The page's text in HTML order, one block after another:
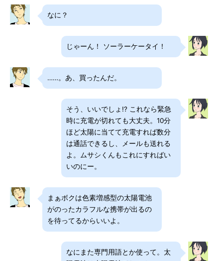
なに？
じゃーん！ ソーラーケータイ！
……。あ、買ったんだ。
そう、いいでしょ!? これなら緊急
時に充電が切れても大丈夫。10分
ほど太陽に当てて充電すれば数分
は通話できるし、メールも送れる
よ。ムサシくんもこれにすればい
いのにー。
まぁボクは色素増感型の太陽電池
がのったカラフルな携帯が出るの
を待ってるからいいよ。
なにまた専門用語とか使って。太